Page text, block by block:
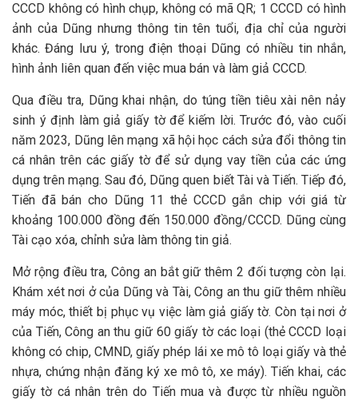
CCCD không có hình chụp, không có mã QR; 1 CCCD có hình
ảnh của Dũng nhưng thông tin tên tuổi, địa chỉ của người
khác. Đáng lưu ý, trong điện thoại Dũng có nhiều tin nhắn,
hình ảnh liên quan đến việc mua bán và làm giả CCCD.
Qua điều tra, Dũng khai nhận, do túng tiền tiêu xài nên nảy
sinh ý định làm giả giấy tờ để kiếm lời. Trước đó, vào cuối
năm 2023, Dũng lên mạng xã hội học cách sửa đổi thông tin
cá nhân trên các giấy tờ để sử dụng vay tiền của các ứng
dụng trên mạng. Sau đó, Dũng quen biết Tài và Tiến. Tiếp đó,
Tiến đã bán cho Dũng 11 thẻ CCCD gắn chip với giá từ
khoảng 100.000 đồng đến 150.000 đồng/CCCD. Dũng cùng
Tài cạo xóa, chỉnh sửa làm thông tin giả.
Mở rộng điều tra, Công an bắt giữ thêm 2 đối tượng còn lại.
Khám xét nơi ở của Dũng và Tài, Công an thu giữ thêm nhiều
máy móc, thiết bị phục vụ việc làm giả giấy tờ. Còn tại nơi ở
của Tiến, Công an thu giữ 60 giấy tờ các loại (thẻ CCCD loại
không có chip, CMND, giấy phép lái xe mô tô loại giấy và thẻ
nhựa, chứng nhận đăng ký xe mô tô, xe máy). Tiến khai, các
giấy tờ cá nhân trên do Tiến mua và được từ nhiều nguồn